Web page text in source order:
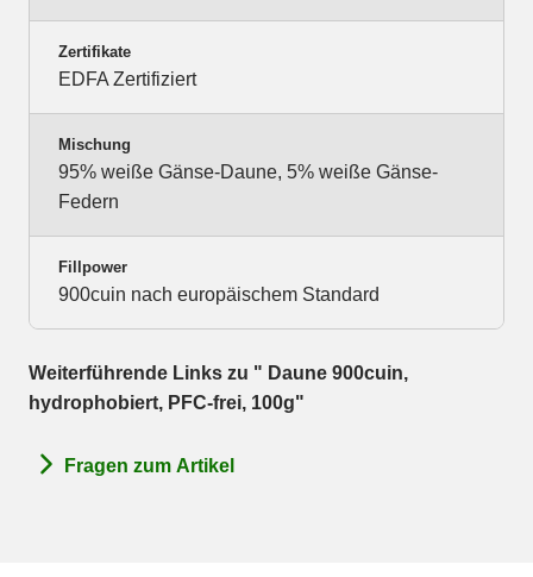
Zertifikate
EDFA Zertifiziert
Mischung
95% weiße Gänse-Daune, 5% weiße Gänse-
Federn
Fillpower
900cuin nach europäischem Standard
Weiterführende Links zu " Daune 900cuin,
hydrophobiert, PFC-frei, 100g"
Fragen zum Artikel